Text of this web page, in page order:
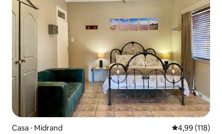
Casa ⋅ Midrand 4,99 de uma
4,99 (118)